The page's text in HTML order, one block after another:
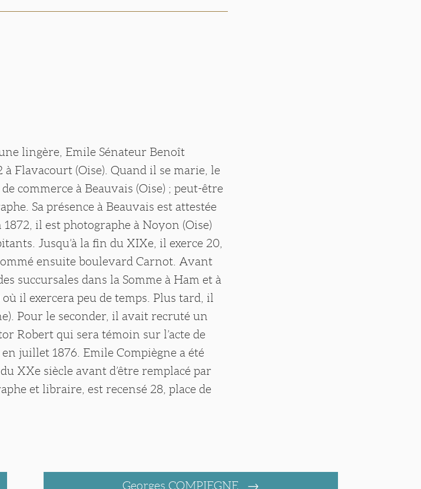
lingère, Emile Sénateur Benoît
à Flavacourt (Oise). Quand il se marie, le
commerce à Beauvais (Oise) ; peut-être
Sa présence à Beauvais est attestée
il est photographe à Noyon (Oise)
Jusqu’à la fin du XIXe, il exerce 20,
ensuite boulevard Carnot. Avant
succursales dans la Somme à Ham et à
il exercera peu de temps. Plus tard, il
Pour le seconder, il avait recruté un
Robert qui sera témoin sur l’acte de
juillet 1876. Emile Compiègne a été
XXe siècle avant d’être remplacé par
et libraire, est recensé 28, place de
Georges COMPIEGNE